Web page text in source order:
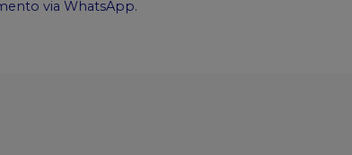
via WhatsApp.